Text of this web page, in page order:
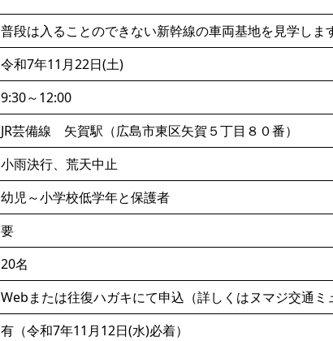
普段は入ることのできない新幹線の車両基地を見学しま
令和7年11月22日(土)
9:30～12:00
JR芸備線 矢賀駅（広島市東区矢賀５丁目８０番）
小雨決行、荒天中止
幼児～小学校低学年と保護者
要
20名
Webまたは往復ハガキにて申込（詳しくはヌマジ交通ミ
有（令和7年11月12日(水)必着）